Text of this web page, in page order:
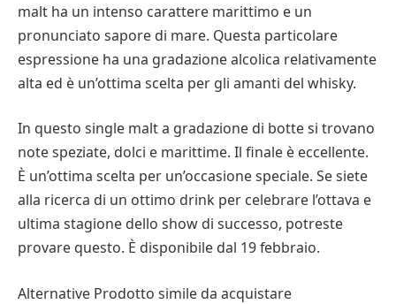
malt ha un intenso carattere marittimo e un
pronunciato sapore di mare. Questa particolare
espressione ha una gradazione alcolica relativamente
alta ed è un’ottima scelta per gli amanti del whisky.
In questo single malt a gradazione di botte si trovano
note speziate, dolci e marittime. Il finale è eccellente.
È un’ottima scelta per un’occasione speciale. Se siete
alla ricerca di un ottimo drink per celebrare l’ottava e
ultima stagione dello show di successo, potreste
provare questo. È disponibile dal 19 febbraio.
Alternative Prodotto simile da acquistare